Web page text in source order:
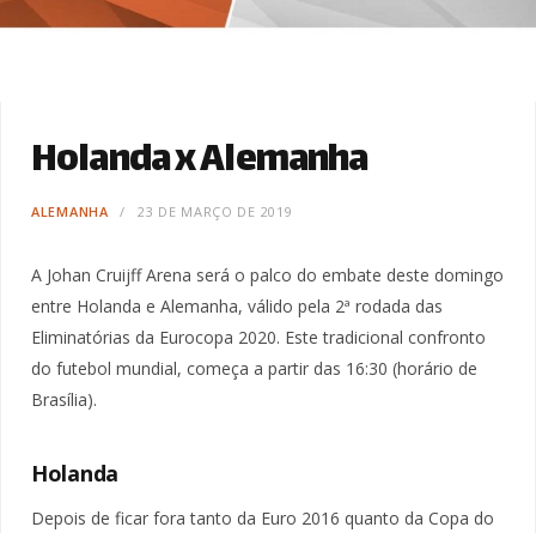
Holanda x Alemanha
ALEMANHA 23 DE MARÇO DE 2019
A Johan Cruijff Arena será o palco do embate deste domingo
entre Holanda e Alemanha, válido pela 2ª rodada das
Eliminatórias da Eurocopa 2020. Este tradicional confronto
do futebol mundial, começa a partir das 16:30 (horário de
Brasília).
Holanda
Depois de ficar fora tanto da Euro 2016 quanto da Copa do